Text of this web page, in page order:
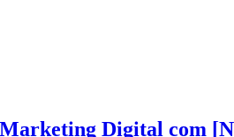
Digital com